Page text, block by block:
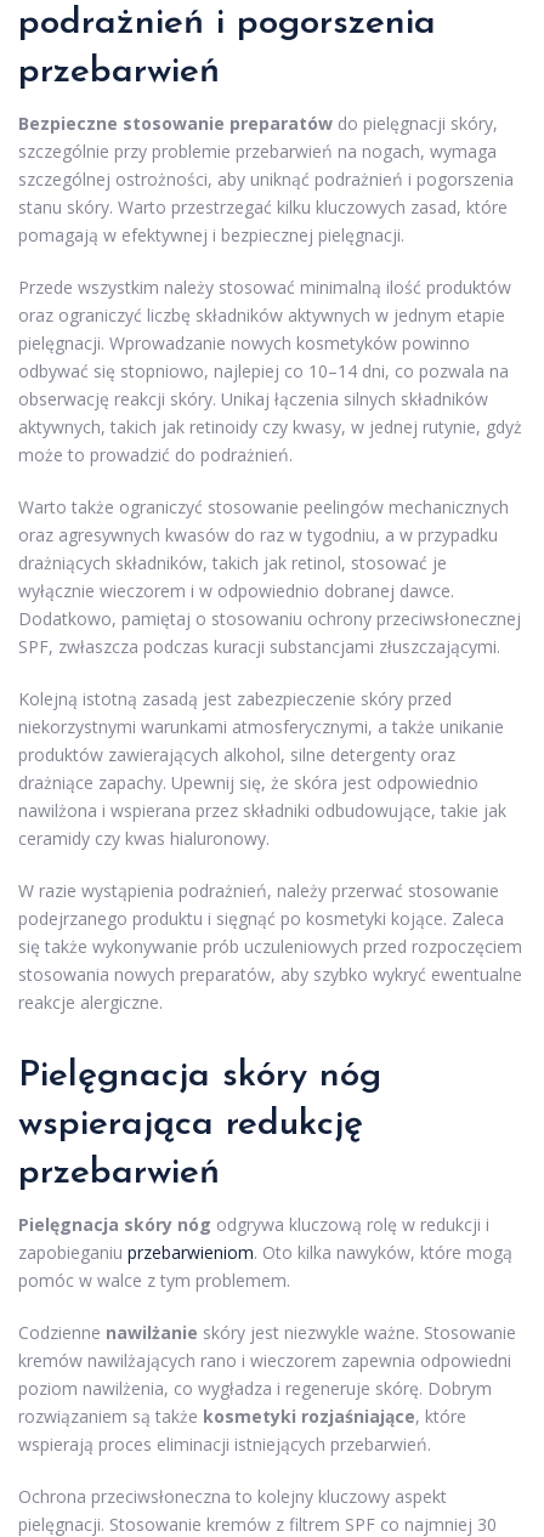
podrażnień i pogorszenia
przebarwień
Bezpieczne stosowanie preparatów do pielęgnacji skóry,
szczególnie przy problemie przebarwień na nogach, wymaga
szczególnej ostrożności, aby uniknąć podrażnień i pogorszenia
stanu skóry. Warto przestrzegać kilku kluczowych zasad, które
pomagają w efektywnej i bezpiecznej pielęgnacji.
Przede wszystkim należy stosować minimalną ilość produktów
oraz ograniczyć liczbę składników aktywnych w jednym etapie
pielęgnacji. Wprowadzanie nowych kosmetyków powinno
odbywać się stopniowo, najlepiej co 10–14 dni, co pozwala na
obserwację reakcji skóry. Unikaj łączenia silnych składników
aktywnych, takich jak retinoidy czy kwasy, w jednej rutynie, gdyż
może to prowadzić do podrażnień.
Warto także ograniczyć stosowanie peelingów mechanicznych
oraz agresywnych kwasów do raz w tygodniu, a w przypadku
drażniących składników, takich jak retinol, stosować je
wyłącznie wieczorem i w odpowiednio dobranej dawce.
Dodatkowo, pamiętaj o stosowaniu ochrony przeciwsłonecznej
SPF, zwłaszcza podczas kuracji substancjami złuszczającymi.
Kolejną istotną zasadą jest zabezpieczenie skóry przed
niekorzystnymi warunkami atmosferycznymi, a także unikanie
produktów zawierających alkohol, silne detergenty oraz
drażniące zapachy. Upewnij się, że skóra jest odpowiednio
nawilżona i wspierana przez składniki odbudowujące, takie jak
ceramidy czy kwas hialuronowy.
W razie wystąpienia podrażnień, należy przerwać stosowanie
podejrzanego produktu i sięgnąć po kosmetyki kojące. Zaleca
się także wykonywanie prób uczuleniowych przed rozpoczęciem
stosowania nowych preparatów, aby szybko wykryć ewentualne
reakcje alergiczne.
Pielęgnacja skóry nóg
wspierająca redukcję
przebarwień
Pielęgnacja skóry nóg odgrywa kluczową rolę w redukcji i
zapobieganiu przebarwieniom. Oto kilka nawyków, które mogą
pomóc w walce z tym problemem.
Codzienne nawilżanie skóry jest niezwykle ważne. Stosowanie
kremów nawilżających rano i wieczorem zapewnia odpowiedni
poziom nawilżenia, co wygładza i regeneruje skórę. Dobrym
rozwiązaniem są także kosmetyki rozjaśniające, które
wspierają proces eliminacji istniejących przebarwień.
Ochrona przeciwsłoneczna to kolejny kluczowy aspekt
pielęgnacji. Stosowanie kremów z filtrem SPF co najmniej 30